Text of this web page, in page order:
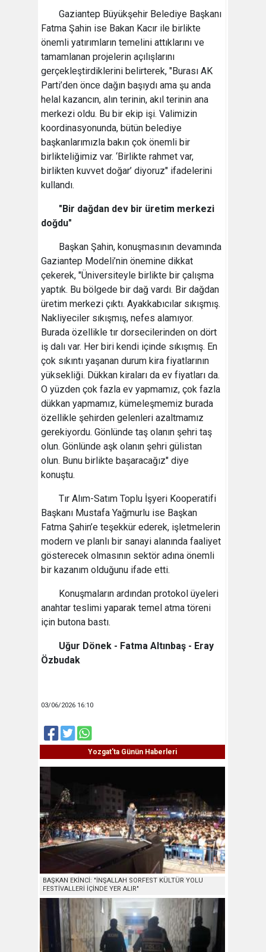
Gaziantep Büyükşehir Belediye Başkanı
Fatma Şahin ise Bakan Kacır ile birlikte
önemli yatırımların temelini attıklarını ve
tamamlanan projelerin açılışlarını
gerçekleştirdiklerini belirterek, "Burası AK
Parti’den önce dağın başıydı ama şu anda
helal kazancın, alın terinin, akıl terinin ana
merkezi oldu. Bu bir ekip işi. Valimizin
koordinasyonunda, bütün belediye
başkanlarımızla bakın çok önemli bir
birlikteliğimiz var. ‘Birlikte rahmet var,
birlikten kuvvet doğar’ diyoruz" ifadelerini
kullandı.
"Bir dağdan dev bir üretim merkezi
doğdu"
Başkan Şahin, konuşmasının devamında
Gaziantep Modeli’nin önemine dikkat
çekerek, "Üniversiteyle birlikte bir çalışma
yaptık. Bu bölgede bir dağ vardı. Bir dağdan
üretim merkezi çıktı. Ayakkabıcılar sıkışmış.
Nakliyeciler sıkışmış, nefes alamıyor.
Burada özellikle tır dorsecilerinden on dört
iş dalı var. Her biri kendi içinde sıkışmış. En
çok sıkıntı yaşanan durum kira fiyatlarının
yüksekliği. Dükkan kiraları da ev fiyatları da.
O yüzden çok fazla ev yapmamız, çok fazla
dükkan yapmamız, kümeleşmemiz burada
özellikle şehirden gelenleri azaltmamız
gerekiyordu. Gönlünde taş olanın şehri taş
olun. Gönlünde aşk olanın şehri gülistan
olun. Bunu birlikte başaracağız" diye
konuştu.
Tır Alım-Satım Toplu İşyeri Kooperatifi
Başkanı Mustafa Yağmurlu ise Başkan
Fatma Şahin’e teşekkür ederek, işletmelerin
modern ve planlı bir sanayi alanında faaliyet
gösterecek olmasının sektör adına önemli
bir kazanım olduğunu ifade etti.
Konuşmaların ardından protokol üyeleri
anahtar teslimi yaparak temel atma töreni
için butona bastı.
Uğur Dönek - Fatma Altınbaş - Eray
Özbudak
03/06/2026 16:10
Yozgat'ta Günün Haberleri
BAŞKAN EKİNCİ: "İNŞALLAH SORFEST KÜLTÜR YOLU
FESTİVALLERİ İÇİNDE YER ALIR"